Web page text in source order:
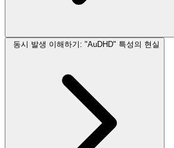
동시 발생 이해하기: "AuDHD" 특성의 현실